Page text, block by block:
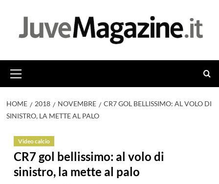
principale
HOME 2018 NOVEMBRE
CR7 GOL BELLISSIMO: AL VOLO DI
SINISTRO, LA METTE AL PALO
Video calcio
CR7 gol bellissimo: al volo di
sinistro, la mette al palo